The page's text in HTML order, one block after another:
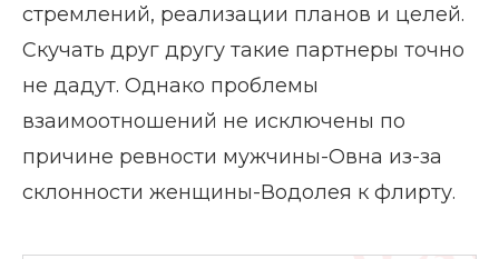
стремлений, реализации планов и целей.
Скучать друг другу такие партнеры точно
не дадут. Однако проблемы
взаимоотношений не исключены по
причине ревности мужчины-Овна из-за
склонности женщины-Водолея к флирту.